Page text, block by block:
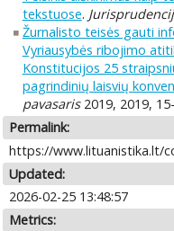
tekstuose.
Žurnalisto teisės gauti
Vyriausybės ribojimo
Konstitucijos 25
pagrindinių laisvių
pavasaris2019, 2019,
Permalink:
https://www.lituanistika.lt/
Updated:
2026-02-25 13:48:57
Metrics: